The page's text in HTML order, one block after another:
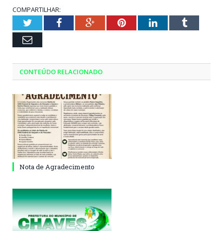
COMPARTILHAR:
TwitterFacebookGoogle+PinterestLinkedInTumblr
Email
CONTEÚDO RELACIONADO
Nota de Agradecimento